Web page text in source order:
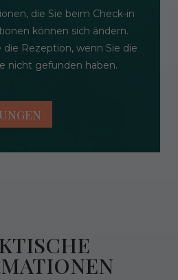
die Sie beim Check-in
können sich ändern.
die Rezeption, wenn Sie die
nicht gefunden haben.